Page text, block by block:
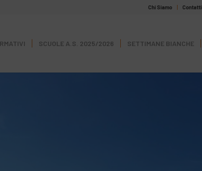
Chi Siamo Contatti
SCUOLE A.S. 2025/2026 SETTIMANE BIANCHE